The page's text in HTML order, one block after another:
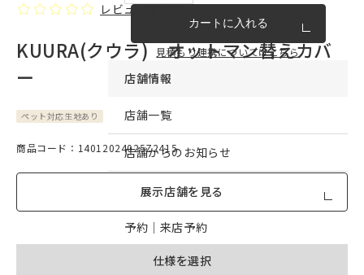
カートに入れる
見積もり連携についてはこちら
店舗情報
店舗一覧
店舗からのお知らせ
予約｜オンライン接客予約
予約｜来店予約
おすすめコンテンツ
レビューを書く
KUURA(クウラ) オットマン替えカバ
ー
ペット対応生地あり
商品コード：14012024025Z2415
展示店舗を見る
仕様を選択